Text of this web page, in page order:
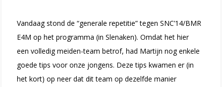
Vandaag stond de “generale repetitie” tegen SNC’14/BMR
E4M op het programma (in Slenaken). Omdat het hier
een volledig meiden-team betrof, had Martijn nog enkele
goede tips voor onze jongens. Deze tips kwamen er (in
het kort) op neer dat dit team op dezelfde manier